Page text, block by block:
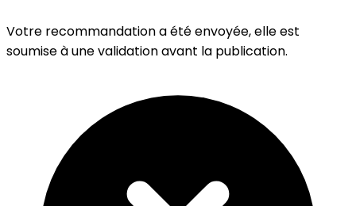
Votre recommandation a été envoyée, elle est
soumise à une validation avant la publication.